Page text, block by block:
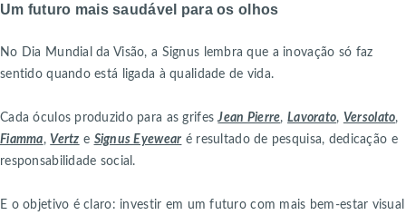
Um futuro mais saudável para os olhos
No Dia Mundial da Visão, a Signus lembra que a inovação só faz
sentido quando está ligada à qualidade de vida.
Cada óculos produzido para as grifesJean Pierre,Lavorato, Versolato,
Fiamma, Vertz e Signus Eyewear é resultado de pesquisa, dedicação e
responsabilidade social.
E o objetivo é claro: investir em um futuro com mais bem-estar visual